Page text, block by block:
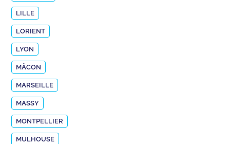
LILLE
LORIENT
LYON
MÂCON
MARSEILLE
MASSY
MONTPELLIER
MULHOUSE